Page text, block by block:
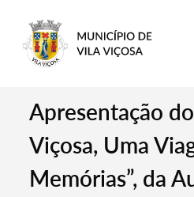
Apresentação
Viçosa, Uma
Memórias”, da